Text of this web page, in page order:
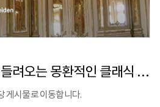
[playlist] 꿈 속에서 들려오는 몽환적인 클래식 음악 | 들을수록 빠져드는 클래식 명곡
게시물로 이동합니다.